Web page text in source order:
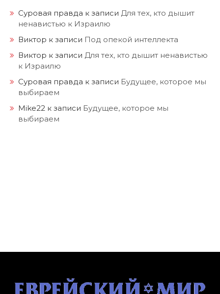
Суровая правда к записи Для тех, кто дышит
ненавистью к Израилю
Виктор к записи Под опекой интеллекта
Виктор к записи Для тех, кто дышит ненавистью
к Израилю
Суровая правда к записи Будущее, которое мы
выбираем
Mike22 к записи Будущее, которое мы
выбираем